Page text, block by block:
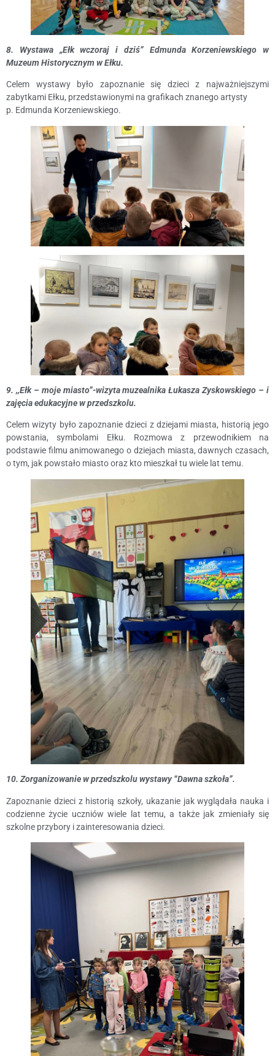
8. Wystawa „Ełk wczoraj i dziś” Edmunda Korzeniewskiego w
Muzeum Historycznym w Ełku.
Celem wystawy było zapoznanie się dzieci z najważniejszymi
zabytkami Ełku, przedstawionymi na grafikach znanego artysty
p. Edmunda Korzeniewskiego.
9. ,,Ełk – moje miasto”-wizyta muzealnika Łukasza Zyskowskiego – i
zajęcia edukacyjne w przedszkolu.
Celem wizyty było zapoznanie dzieci z dziejami miasta, historią jego
powstania, symbolami Ełku. Rozmowa z przewodnikiem na
podstawie filmu animowanego o dziejach miasta, dawnych czasach,
o tym, jak powstało miasto oraz kto mieszkał tu wiele lat temu.
10. Zorganizowanie w przedszkolu wystawy “Dawna szkoła”.
Zapoznanie dzieci z historią szkoły, ukazanie jak wyglądała nauka i
codzienne życie uczniów wiele lat temu, a także jak zmieniały się
szkolne przybory i zainteresowania dzieci.